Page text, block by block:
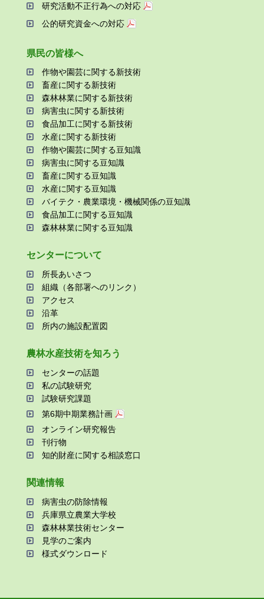
研究活動不正⾏為への対応
公的研究資金への対応
県⺠の皆様へ
作物や園芸に関する新技術
畜産に関する新技術
森林林業に関する新技術
病害⾍に関する新技術
⾷品加⼯に関する新技術
⽔産に関する新技術
作物や園芸に関する⾖知識
病害⾍に関する⾖知識
畜産に関する⾖知識
⽔産に関する⾖知識
バイテク・農業環境・機械関係の⾖知識
⾷品加⼯に関する⾖知識
森林林業に関する⾖知識
センターについて
所⻑あいさつ
組織（各部署へのリンク）
アクセス
沿⾰
所内の施設配置図
農林⽔産技術を知ろう
センターの話題
私の試験研究
試験研究課題
第6期中期業務計画
オンライン研究報告
刊⾏物
知的財産に関する相談窓⼝
関連情報
病害⾍の防除情報
兵庫県⽴農業⼤学校
森林林業技術センター
⾒学のご案内
様式ダウンロード